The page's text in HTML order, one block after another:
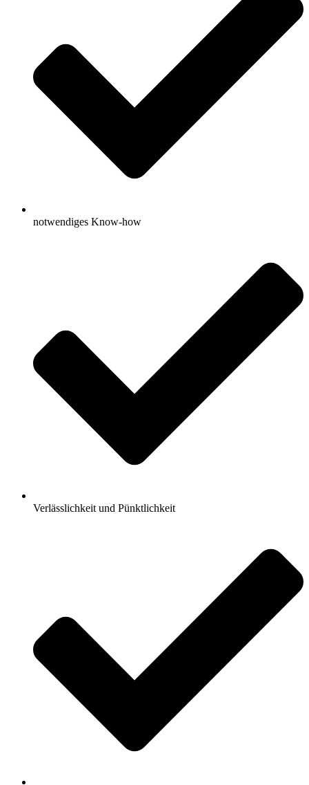
notwendiges Know-how
Verlässlichkeit und Pünktlichkeit